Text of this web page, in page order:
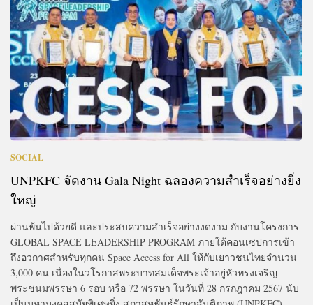
SOCIAL
UNPKFC จัดงาน Gala Night ฉลองความสำเร็จอย่างยิ่ง
ใหญ่
ผ่านพ้นไปด้วยดี และประสบความสำเร็จอย่างงดงาม กับงานโครงการ
GLOBAL SPACE LEADERSHIP PROGRAM ภายใต้คอนเซปการเข้า
ถึงอวกาศสำหรับทุกคน Space Access for All ให้กับเยาวชนไทยจำนวน
3,000 คน เนื่องในวโรกาสพระบาทสมเด็จพระเจ้าอยู่หัวทรงเจริญ
พระชนมพรรษา 6 รอบ หรือ 72 พรรษา ในวันที่ 28 กรกฎาคม 2567 นับ